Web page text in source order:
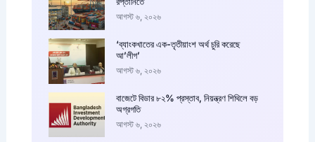
আগস্ট ৬, ২০২৬
‘ব্যাংকখাতের এক-তৃতীয়াংশ অর্থ চুরি করেছে
আ’লীগ’
আগস্ট ৬, ২০২৬
বাজেটে বিডার ৮২% প্রস্তাব, নিয়ন্ত্রণ শিথিলে বড়
অগ্রগতি
আগস্ট ৬, ২০২৬